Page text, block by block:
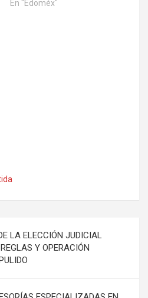
En "Edoméx"
LA ELECCIÓN JUDICIAL
Y OPERACIÓN